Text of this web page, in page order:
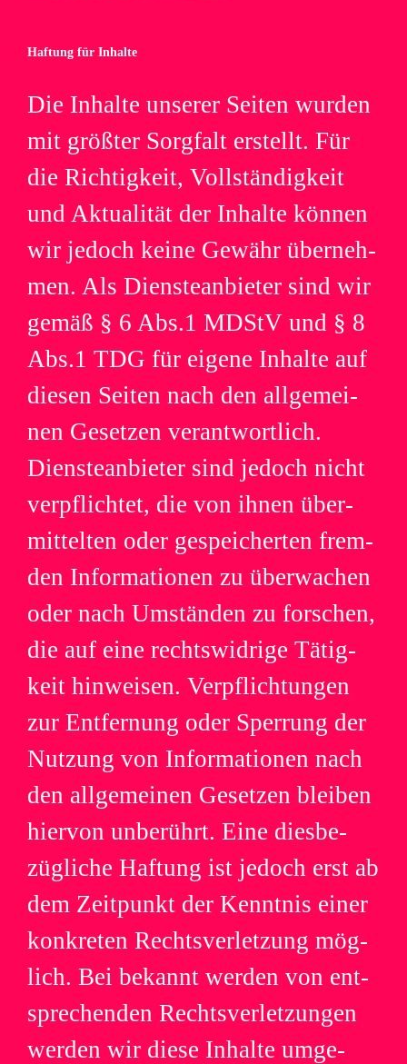
Haf­tung für Inhalte
Die Inhalte unse­rer Sei­ten wur­den
mit größ­ter Sorg­falt erstellt. Für
die Rich­tig­keit, Voll­stän­dig­keit
und Aktua­li­tät der Inhalte kön­nen
wir jedoch keine Gewähr über­neh­
men. Als Diens­te­an­bie­ter sind wir
gemäß § 6 Abs.1 MDStV und § 8
Abs.1 TDG für eigene Inhalte auf
die­sen Sei­ten nach den all­ge­mei­
nen Geset­zen ver­ant­wort­lich.
Diens­te­an­bie­ter sind jedoch nicht
ver­pflich­tet, die von ihnen über­
mit­tel­ten oder gespei­cher­ten frem­
den Infor­ma­tio­nen zu über­wa­chen
oder nach Umstän­den zu for­schen,
die auf eine rechts­wid­rige Tätig­
keit hin­wei­sen. Ver­pflich­tun­gen
zur Ent­fer­nung oder Sper­rung der
Nut­zung von Infor­ma­tio­nen nach
den all­ge­mei­nen Geset­zen blei­ben
hier­von unbe­rührt. Eine dies­be­
züg­li­che Haf­tung ist jedoch erst ab
dem Zeit­punkt der Kennt­nis einer
kon­kre­ten Rechts­ver­let­zung mög­
lich. Bei bekannt wer­den von ent­
spre­chen­den Rechts­ver­let­zun­gen
wer­den wir diese Inhalte umge­